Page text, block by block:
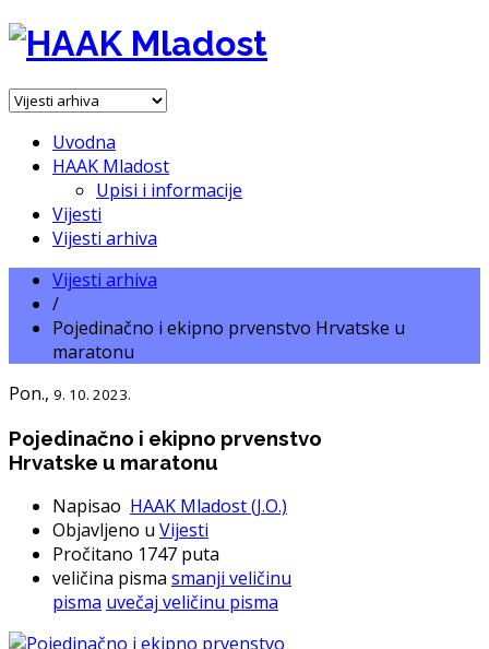
Uvodna
HAAK Mladost
Upisi i informacije
Vijesti
Vijesti arhiva
Vijesti arhiva
/
Pojedinačno i ekipno prvenstvo Hrvatske u
maratonu
Pon., 9. 10. 2023.
Pojedinačno i ekipno prvenstvo
Hrvatske u maratonu
Napisao HAAK Mladost (J.O.)
Objavljeno u Vijesti
Pročitano 1747 puta
veličina pisma smanji veličinu
pisma uvečaj veličinu pisma